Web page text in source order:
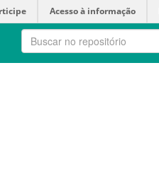
Acesso à informação